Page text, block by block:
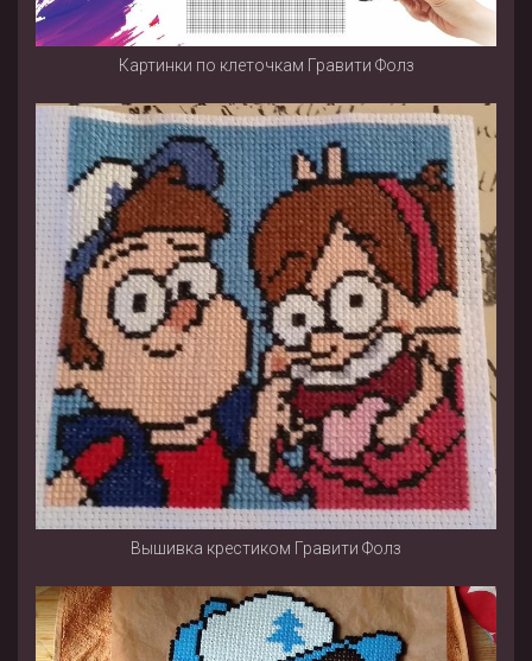
Картинки по клеточкам Гравити Фолз
Вышивка крестиком Гравити Фолз